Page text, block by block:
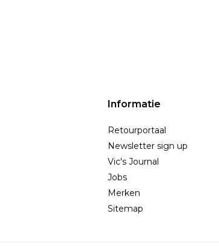
Informatie
Retourportaal
Newsletter sign up
Vic's Journal
Jobs
Merken
Sitemap